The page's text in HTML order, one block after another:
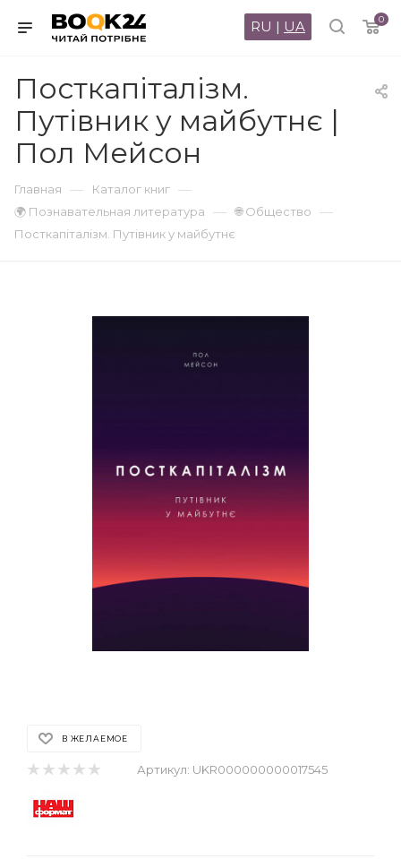
0
RU | UA
Посткапіталізм.
Путівник у майбутнє |
Пол Мейсон
Главная — Каталог книг —
🌍 Познавательная литература — 🌐 Общество —
Посткапіталізм. Путівник у майбутнє
В ЖЕЛАЕМОЕ
Артикул: UKR000000000017545